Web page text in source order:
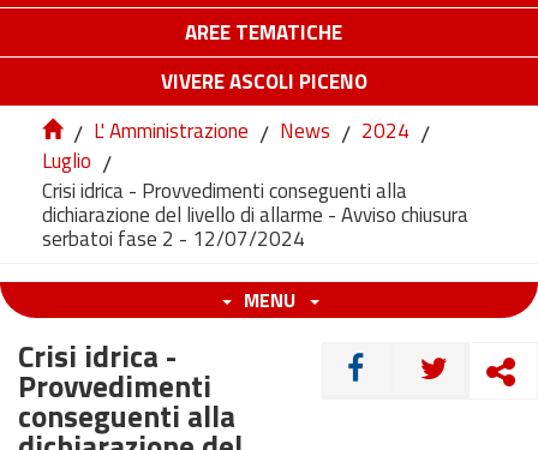
AREE TEMATICHE
VIVERE ASCOLI PICENO
/ L' Amministrazione / News / 2024 /
Luglio /
Crisi idrica - Provvedimenti conseguenti alla
dichiarazione del livello di allarme - Avviso chiusura
serbatoi fase 2 - 12/07/2024
MENU
CONDIVIDI
Crisi idrica -
Provvedimenti
conseguenti alla